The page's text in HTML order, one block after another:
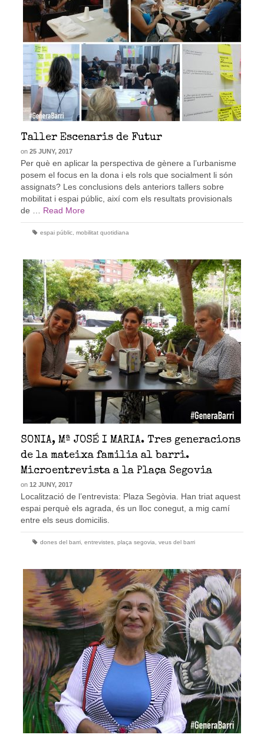
Taller Escenaris de Futur
on 25 JUNY, 2017
Per què en aplicar la perspectiva de gènere a l’urbanisme
posem el focus en la dona i els rols que socialment li són
assignats? Les conclusions dels anteriors tallers sobre
mobilitat i espai públic, així com els resultats provisionals
de … Read More
espai públic mobilitat quotidiana
SONIA, Mª JOSÉ I MARIA. Tres generacions
de la mateixa familia al barri.
Microentrevista a la Plaça Segovia
on 12 JUNY, 2017
Localització de l’entrevista: Plaza Segòvia. Han triat aquest
espai perquè els agrada, és un lloc conegut, a mig camí
entre els seus domicilis.
dones del barri entrevistes plaça segovia veus del barri